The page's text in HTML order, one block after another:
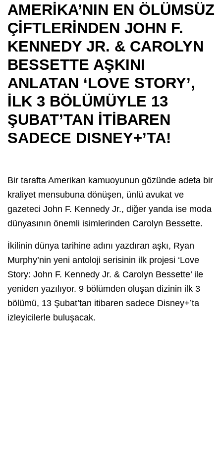
AMERİKA’NIN EN ÖLÜMSÜZ
ÇİFTLERİNDEN JOHN F.
KENNEDY JR. & CAROLYN
BESSETTE AŞKINI
ANLATAN ‘LOVE STORY’,
İLK 3 BÖLÜMÜYLE 13
ŞUBAT’TAN İTİBAREN
SADECE DISNEY+’TA!
Bir tarafta Amerikan kamuoyunun gözünde adeta bir
kraliyet mensubuna dönüşen, ünlü avukat ve
gazeteci John F. Kennedy Jr., diğer yanda ise moda
dünyasının önemli isimlerinden Carolyn Bessette.
İkilinin dünya tarihine adını yazdıran aşkı, Ryan
Murphy’nin yeni antoloji serisinin ilk projesi ‘Love
Story: John F. Kennedy Jr. & Carolyn Bessette’ ile
yeniden yazılıyor. 9 bölümden oluşan dizinin ilk 3
bölümü, 13 Şubat’tan itibaren sadece Disney+’ta
izleyicilerle buluşacak.